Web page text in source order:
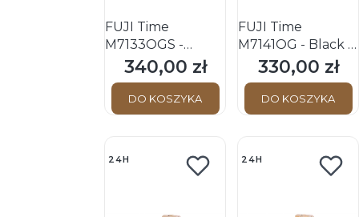
FUJI Time
M7133QGS -
BLACK - Męski -
Zegarek
kwarcowy na
bransolecie
Cena
340,00 zł
DO KOSZYKA
FUJI Time
M7141QG - Black -
Damski - Zegarek
kwarcowy na
bransolecie
Cena
330,00 zł
DO KOSZYKA
24H 24H